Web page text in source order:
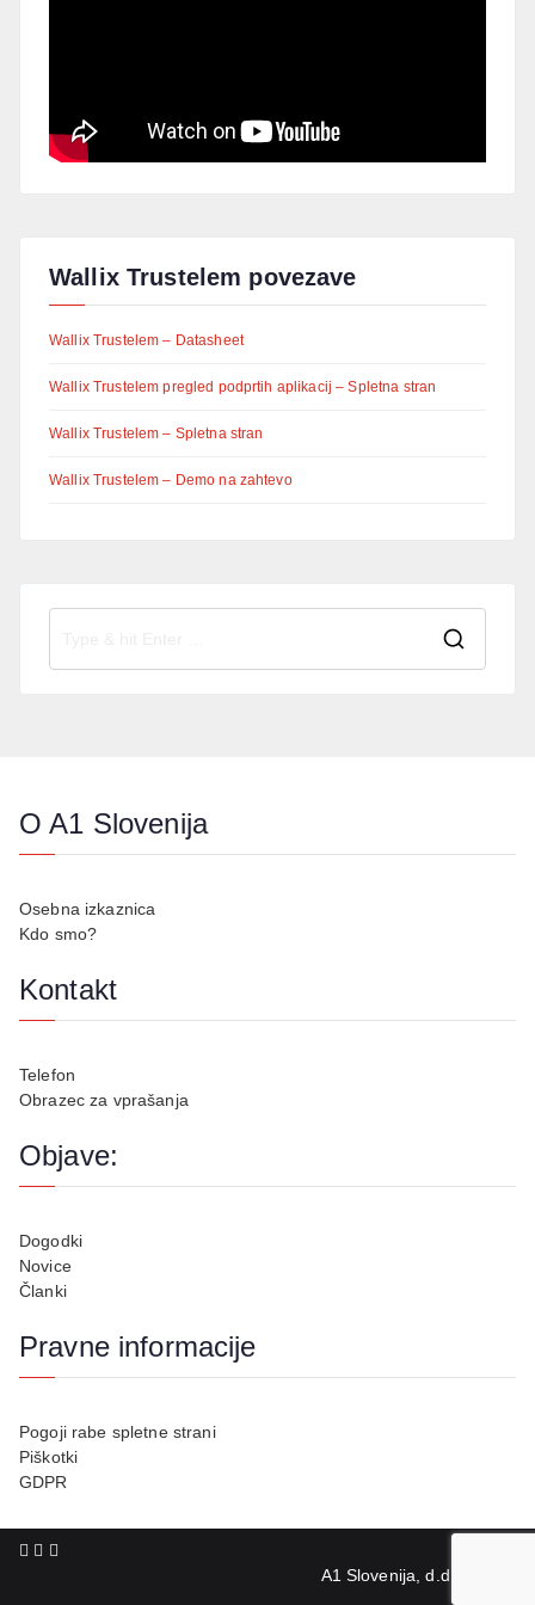
Wallix Trustelem povezave
Wallix Trustelem – Datasheet
Wallix Trustelem pregled podprtih aplikacij – Spletna stran
Wallix Trustelem – Spletna stran
Wallix Trustelem – Demo na zahtevo
O A1 Slovenija
Osebna izkaznica
Kdo smo?
Kontakt
Telefon
Obrazec za vprašanja
Objave:
Dogodki
Novice
Članki
Pravne informacije
Pogoji rabe spletne strani
Piškotki
GDPR
A1 Slovenija, d.d.,© 2026